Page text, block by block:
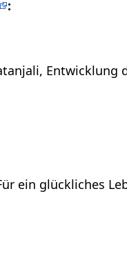
:
Entwicklung
ein glückliches